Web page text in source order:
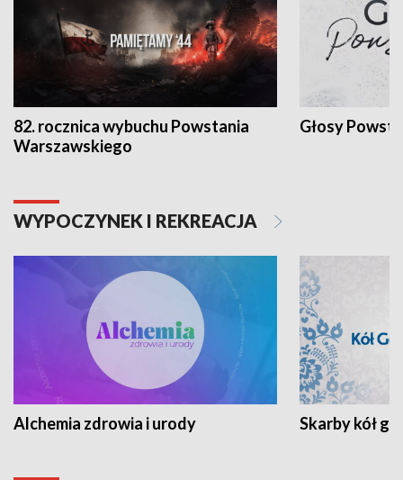
82. rocznica wybuchu Powstania
Warszawskiego
Głosy
WYPOCZYNEK I REKREACJA
Alchemia zdrowia i urody Skarby kół